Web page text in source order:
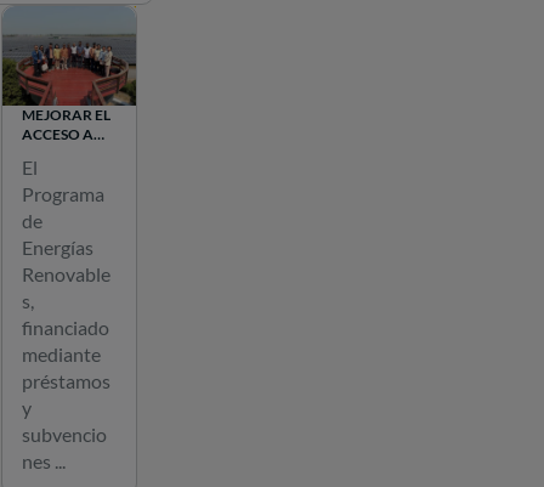
d
e
s
s
o
n
h
e
r
r
a
m
i
e
n
MEJORAR EL
ACCESO A
ENERGÍAS
RENOVABLES
EN
BANGLADÉS
El
Programa
de
Energías
Renovable
s,
financiado
mediante
préstamos
y
subvencio
nes ...